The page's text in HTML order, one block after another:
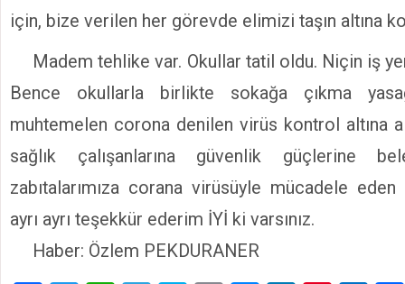
için, bize verilen her görevde elimizi taşın altına
Madem tehlike var. Okullar tatil oldu. Niçin iş
Bence okullarla birlikte sokağa çıkma
muhtemelen corona denilen virüs kontrol altına
sağlık çalışanlarına güvenlik güçlerine
zabıtalarımıza corana virüsüyle mücadele
ayrı ayrı teşekkür ederim İYİ ki varsınız.
Haber: Özlem PEKDURANER